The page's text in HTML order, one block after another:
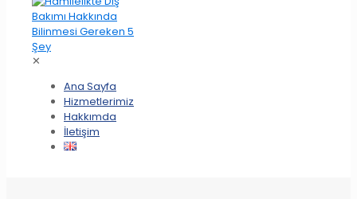
✕
Ana Sayfa
Hizmetlerimiz
Hakkımda
İletişim